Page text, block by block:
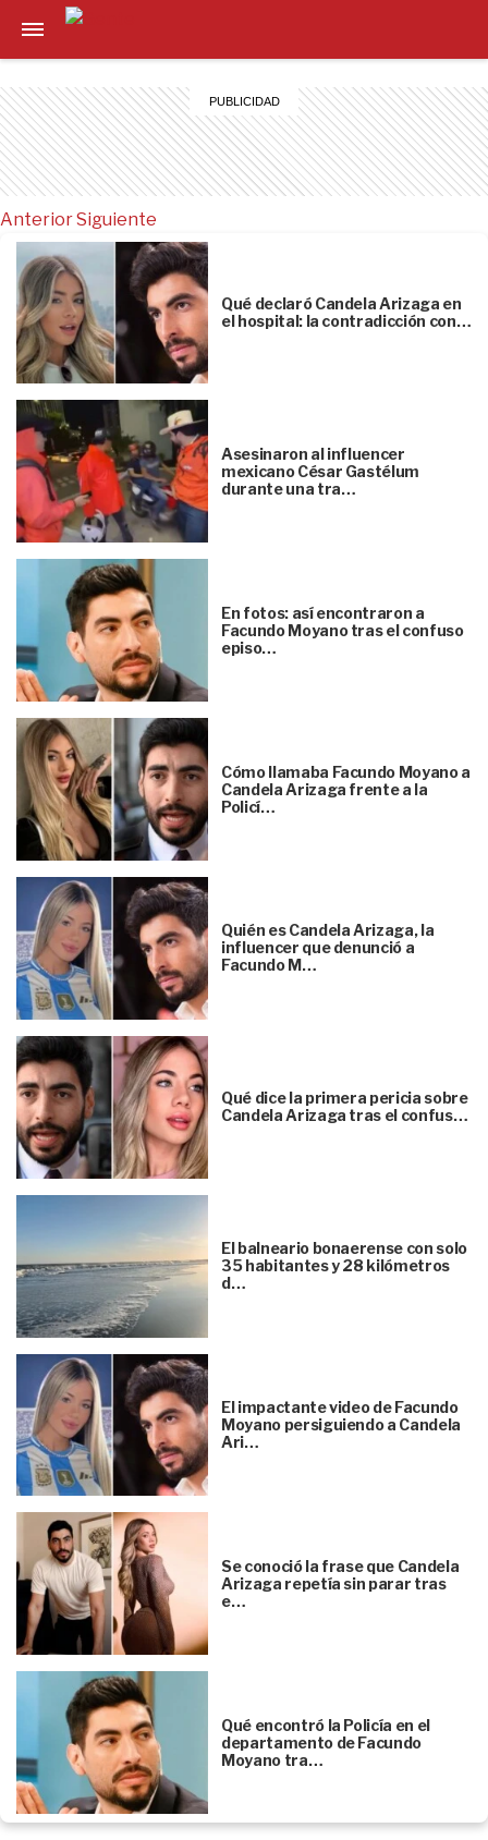
Anterior
Qué declaró Candela Arizaga en
el hospital: la contradicción con…
Asesinaron al influencer
mexicano César Gastélum
durante una tra…
En fotos: así encontraron a
Facundo Moyano tras el confuso
episo…
Cómo llamaba Facundo Moyano a
Candela Arizaga frente a la
Policí…
Quién es Candela Arizaga, la
influencer que denunció a
Facundo M…
Qué dice la primera pericia sobre
Candela Arizaga tras el confus…
El balneario bonaerense con solo
35 habitantes y 28 kilómetros
d…
El impactante video de Facundo
Moyano persiguiendo a Candela
Ari…
Se conoció la frase que Candela
Arizaga repetía sin parar tras
e…
Qué encontró la Policía en el
departamento de Facundo
Moyano tra…
Siguiente